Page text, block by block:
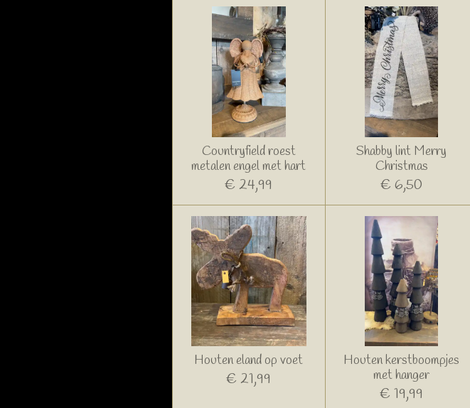
Countryfield roest
metalen engel met hart
€ 24,99
Shabby lint Merry
Christmas
€ 6,50
Houten eland op voet
€ 21,99
Houten kerstboompjes
met hanger
€ 19,99